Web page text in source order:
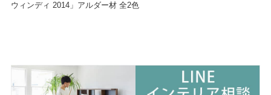
ウィンディ 2014」アルダー材 全2色